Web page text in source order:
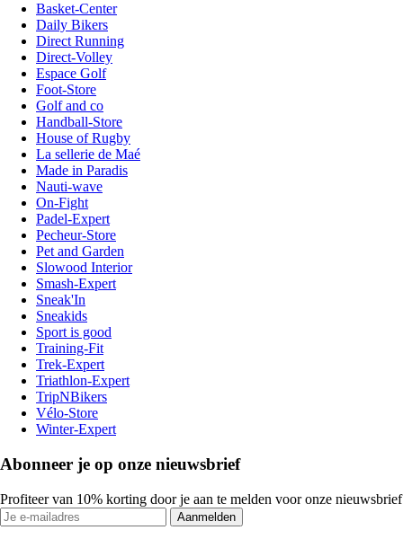
Basket-Center
Daily Bikers
Direct Running
Direct-Volley
Espace Golf
Foot-Store
Golf and co
Handball-Store
House of Rugby
La sellerie de Maé
Made in Paradis
Nauti-wave
On-Fight
Padel-Expert
Pecheur-Store
Pet and Garden
Slowood Interior
Smash-Expert
Sneak'In
Sneakids
Sport is good
Training-Fit
Trek-Expert
Triathlon-Expert
TripNBikers
Vélo-Store
Winter-Expert
Abonneer je op onze nieuwsbrief
Profiteer van 10% korting door je aan te melden voor onze nieuwsbrief
Aanmelden